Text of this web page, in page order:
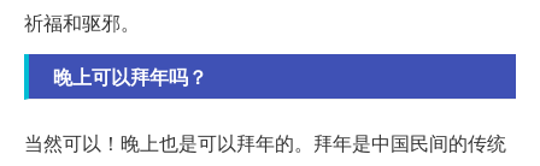
祈福和驱邪。
晚上可以拜年吗？
当然可以！晚上也是可以拜年的。拜年是中国民间的传统